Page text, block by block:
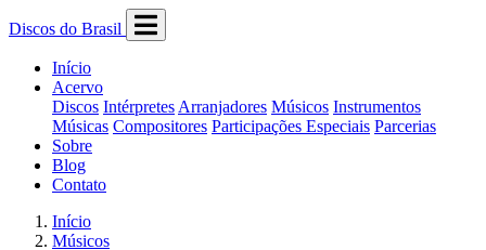
Discos do Brasil
Início
Acervo
Discos Intérpretes Arranjadores Músicos Instrumentos
Músicas Compositores Participações Especiais Parcerias
Sobre
Blog
Contato
Início
Músicos